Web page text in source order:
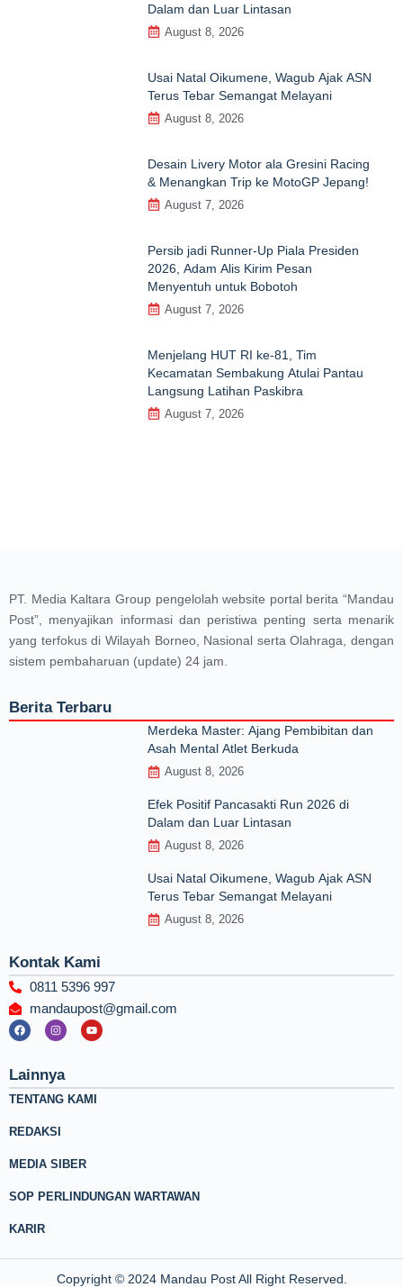
Dalam dan Luar Lintasan
August 8, 2026
Usai Natal Oikumene, Wagub Ajak ASN
Terus Tebar Semangat Melayani
August 8, 2026
Desain Livery Motor ala Gresini Racing
& Menangkan Trip ke MotoGP Jepang!
August 7, 2026
Persib jadi Runner-Up Piala Presiden
2026, Adam Alis Kirim Pesan
Menyentuh untuk Bobotoh
August 7, 2026
Menjelang HUT RI ke‑81, Tim
Kecamatan Sembakung Atulai Pantau
Langsung Latihan Paskibra
August 7, 2026
PT. Media Kaltara Group pengelolah website portal berita “Mandau
Post”, menyajikan informasi dan peristiwa penting serta menarik
yang terfokus di Wilayah Borneo, Nasional serta Olahraga, dengan
sistem pembaharuan (update) 24 jam.
Berita Terbaru
Merdeka Master: Ajang Pembibitan dan
Asah Mental Atlet Berkuda
August 8, 2026
Efek Positif Pancasakti Run 2026 di
Dalam dan Luar Lintasan
August 8, 2026
Usai Natal Oikumene, Wagub Ajak ASN
Terus Tebar Semangat Melayani
August 8, 2026
Lainnya
TENTANG KAMI
REDAKSI
MEDIA SIBER
SOP PERLINDUNGAN WARTAWAN
KARIR
Kontak Kami
0811 5396 997
mandaupost@gmail.com
F
a
c
o
o
k
I
n
s
g
r
a
Y
o
u
e
Copyright © 2024 Mandau Post All Right Reserved.